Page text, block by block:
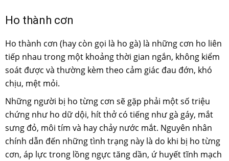
Ho thành cơn
Ho thành cơn (hay còn gọi là ho gà) là những cơn ho liên
tiếp nhau trong một khoảng thời gian ngắn, không kiểm
soát được và thường kèm theo cảm giác đau đớn, khó
chịu, mệt mỏi.
Những người bị ho từng cơn sẽ gặp phải một số triệu
chứng như ho dữ dội, hít thở có tiếng như gà gáy, mắt
sưng đỏ, môi tím và hay chảy nước mắt. Nguyên nhân
chính dẫn đến những tình trạng này là do khi bị ho từng
cơn, áp lực trong lồng ngực tăng dần, ứ huyết tĩnh mạch